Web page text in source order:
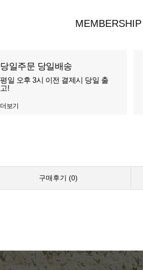
당일주문 당일배송
평일 오후 3시 이전 결제시 당일 출
고!
더보기
구매후기 (0)